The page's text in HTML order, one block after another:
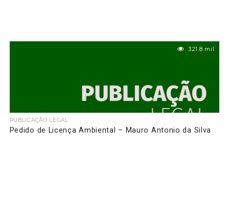
321.8 mil
PUBLICAÇÃO LEGAL
Pedido de Licença Ambiental – Mauro Antonio da Silva